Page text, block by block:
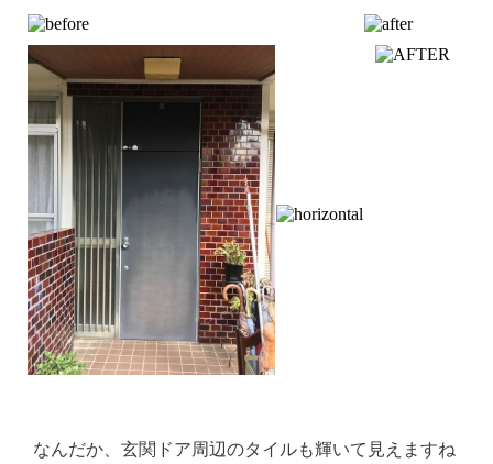
なんだか、玄関ドア周辺のタイルも輝いて見えますね